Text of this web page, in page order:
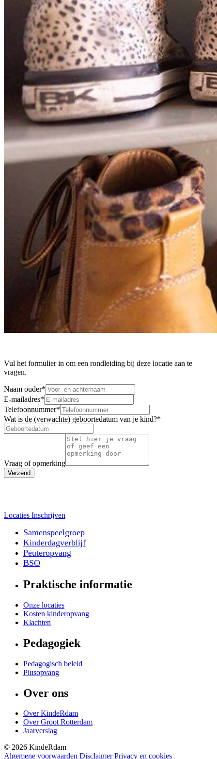
Vul het formulier in om een rondleiding bij deze locatie aan te
vragen.
Naam ouder*
E-mailadres*
Telefoonnummer*
Wat is de (verwachte) geboortedatum van je kind?*
Vraag of opmerking
Verzend
Locaties Inschrijven
Samenspeelgroep
Kinderdagverblijf
Peuteropvang
BSO
Praktische informatie
Onze locaties
Kosten kinderopvang
Klachten
Pedagogiek
Pedagogisch beleid
Plusopvang
Over ons
Over KindeRdam
Over Groot Rotterdam
Jaarverslag
© 2026 KindeRdam
Algemene voorwaarden Disclaimer Privacy en cookies